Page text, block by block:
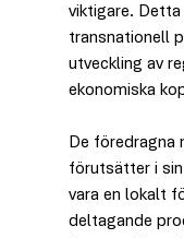
viktigare.
transnationell
utveckling av
ekonomiska
De föredragna
förutsätter i
vara en lokalt
deltagande